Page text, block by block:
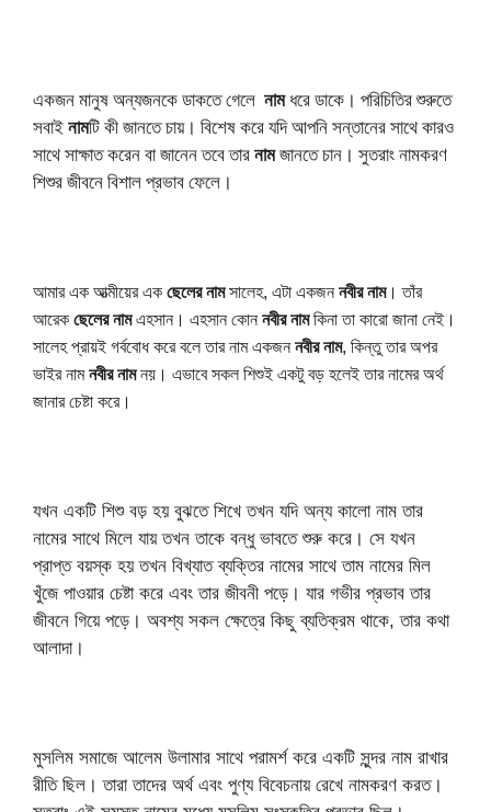
একজন মানুষ অন্যজনকে ডাকতে গেলে নামধরে ডাকে। পরিচিতির শুরুতে
সবাইনামটি কী জানতে চায়। বিশেষ করে যদি আপনি সন্তানের সাথে কারও
সাথে সাক্ষাত করেন বা জানেন তবে তারনামজানতে চান। সুতরাং নামকরণ
শিশুর জীবনে বিশাল প্রভাব ফেলে।
আমার এক আত্মীয়ের এক ছেলের নাম সালেহ, এটা একজন নবীর নাম। তাঁর
আরেক ছেলের নাম এহসান। এহসান কোন নবীর নাম কিনা তা কারো জানা নেই।
সালেহ প্রায়ই গর্ববোধ করে বলে তার নাম একজন নবীর নাম, কিন্তু তার অপর
ভাইর নাম নবীর নাম নয়। এভাবে সকল শিশুই একটু বড় হলেই তার নামের অর্থ
জানার চেষ্টা করে।
যখন একটি শিশু বড় হয় বুঝতে শিখে তখন যদি অন্য কালো নাম তার
নামের সাথে মিলে যায় তখন তাকে বন্ধু ভাবতে শুরু করে। সে যখন
প্রাপ্ত বয়স্ক হয় তখন বিখ্যাত ব্যক্তির নামের সাথে তাম নামের মিল
খুঁজে পাওয়ার চেষ্টা করে এবং তার জীবনী পড়ে। যার গভীর প্রভাব তার
জীবনে গিয়ে পড়ে। অবশ্য সকল ক্ষেত্রে কিছু ব্যতিক্রম থাকে, তার কথা
আলাদা।
মুসলিম সমাজে আলেম উলামার সাথে পরামর্শ করে একটি সুন্দর নাম রাখার
রীতি ছিল। তারা তাদের অর্থ এবং পুণ্য বিবেচনায় রেখে নামকরণ করত।